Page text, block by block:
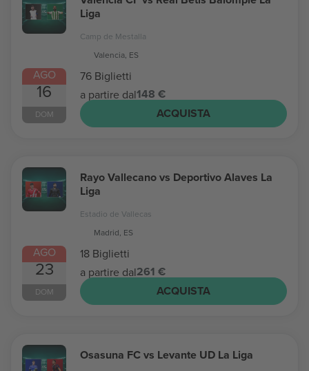
AGO
16
DOM
Liga
Camp de Mestalla
Valencia, ES
76 Biglietti
a partire dal148 €
ACQUISTA
AGO
23
DOM
Rayo Vallecano vs Deportivo Alaves La
Liga
Estadio de Vallecas
Madrid, ES
18 Biglietti
a partire dal261 €
ACQUISTA
Osasuna FC vs Levante UD La Liga